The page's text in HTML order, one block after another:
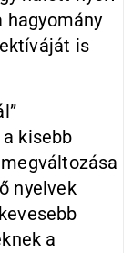
is
kisebb
nyelvek
a